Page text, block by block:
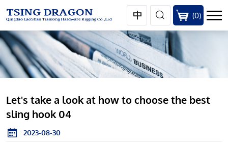
(0)
Let's take a look at how to choose the best
sling hook 04
2023-08-30